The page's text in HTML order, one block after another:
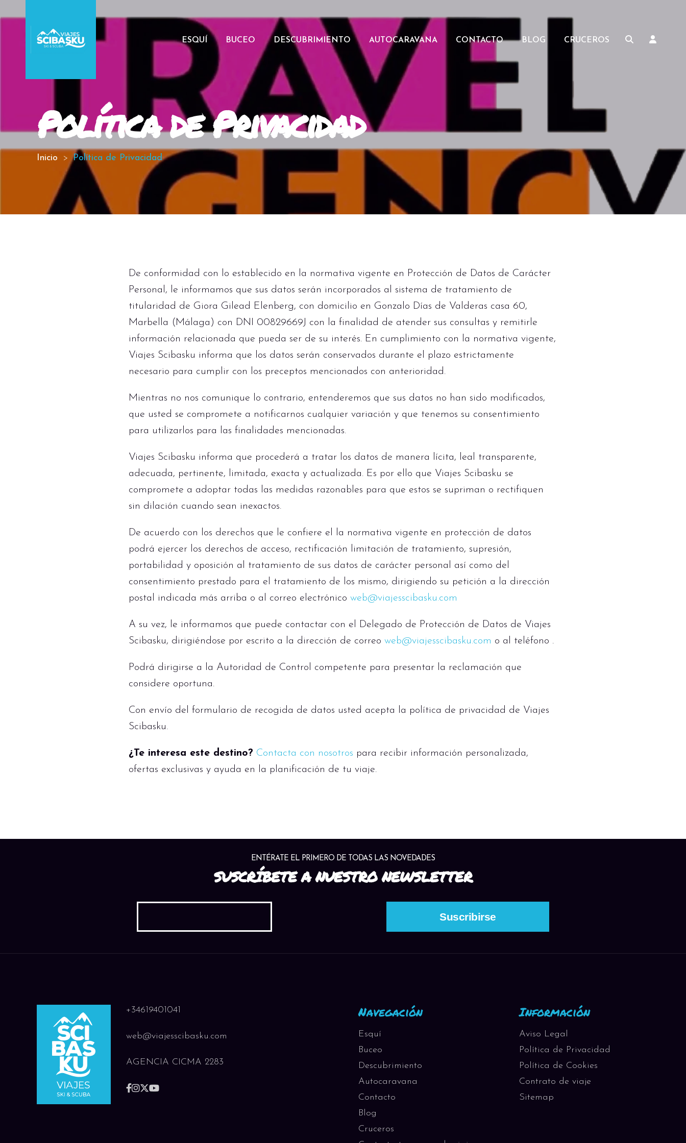
ESQUÍ BUCEO DESCUBRIMIENTO AUTOCARAVANA CONTACTO BLOG CRUCEROS
Política de Privacidad
Inicio Política de Privacidad
De conformidad con lo establecido en la normativa vigente en Protección de Datos de Carácter
Personal, le informamos que sus datos serán incorporados al sistema de tratamiento de
titularidad de Giora Gilead Elenberg, con domicilio en Gonzalo Días de Valderas casa 60,
Marbella (Málaga) con DNI 00829669J con la finalidad de atender sus consultas y remitirle
información relacionada que pueda ser de su interés. En cumplimiento con la normativa vigente,
Viajes Scibasku informa que los datos serán conservados durante el plazo estrictamente
necesario para cumplir con los preceptos mencionados con anterioridad.
Mientras no nos comunique lo contrario, entenderemos que sus datos no han sido modificados,
que usted se compromete a notificarnos cualquier variación y que tenemos su consentimiento
para utilizarlos para las finalidades mencionadas.
Viajes Scibasku informa que procederá a tratar los datos de manera lícita, leal transparente,
adecuada, pertinente, limitada, exacta y actualizada. Es por ello que Viajes Scibasku se
compromete a adoptar todas las medidas razonables para que estos se supriman o rectifiquen
sin dilación cuando sean inexactos.
De acuerdo con los derechos que le confiere el la normativa vigente en protección de datos
podrá ejercer los derechos de acceso, rectificación limitación de tratamiento, supresión,
portabilidad y oposición al tratamiento de sus datos de carácter personal así como del
consentimiento prestado para el tratamiento de los mismo, dirigiendo su petición a la dirección
postal indicada más arriba o al correo electrónico web@viajesscibasku.com
A su vez, le informamos que puede contactar con el Delegado de Protección de Datos de Viajes
Scibasku, dirigiéndose por escrito a la dirección de correo web@viajesscibasku.com o al teléfono .
Podrá dirigirse a la Autoridad de Control competente para presentar la reclamación que
considere oportuna.
Con envío del formulario de recogida de datos usted acepta la política de privacidad de Viajes
Scibasku.
¿Te interesa este destino? Contacta con nosotros para recibir información personalizada,
ofertas exclusivas y ayuda en la planificación de tu viaje.
ENTÉRATE EL PRIMERO DE TODAS LAS NOVEDADES
SUSCRÍBETE A NUESTRO NEWSLETTER
+34619401041
web@viajesscibasku.com
AGENCIA CICMA 2283
Navegación
Esquí
Buceo
Descubrimiento
Autocaravana
Contacto
Blog
Cruceros
Información
Aviso Legal
Política de Privacidad
Política de Cookies
Contrato de viaje
Sitemap